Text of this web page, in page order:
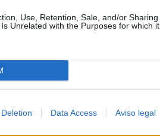
Use, Retention, Sale, and/or Sharing
Unrelated with the Purposes for which it
Data Access Aviso legal